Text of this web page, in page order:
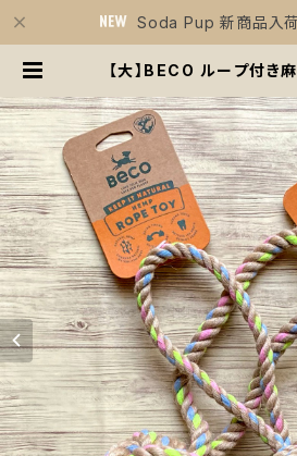
Soda Pup 新商品入荷
【大】BECO ループ付き
dle | Sirius